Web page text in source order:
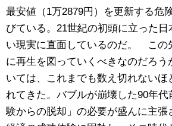
最安値（1万2879円）を更新する危
びている。21世紀の初頭に立った日
い現実に直面しているのだ。 この
に再生を図っていくべきなのだろう
いては、これまでも数え切れないほ
れてきた。バブルが崩壊した90年
験からの脱却」の必要が盛んに主張